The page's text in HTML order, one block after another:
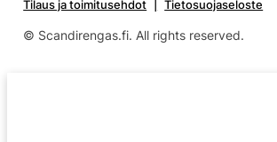
Tilaus ja toimitusehdot Tietosuojaseloste
© Scandirengas.fi. All rights reserved.